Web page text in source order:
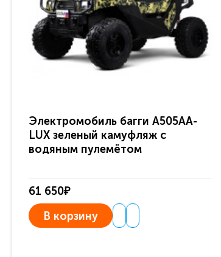
Электромобиль багги A505AA-
LUX зеленый камуфляж с
водяным пулемётом
61 650₽
В корзину